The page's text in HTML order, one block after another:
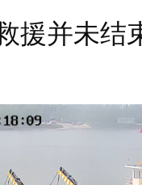
并未结